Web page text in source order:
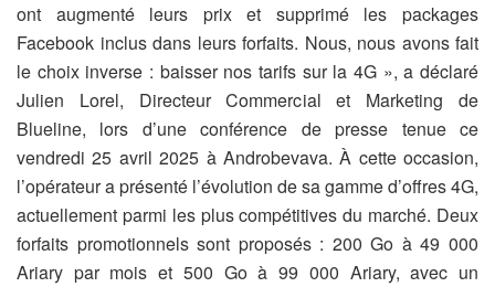
ont augmenté leurs prix et supprimé les packages
Facebook inclus dans leurs forfaits. Nous, nous avons fait
le choix inverse : baisser nos tarifs sur la 4G », a déclaré
Julien Lorel, Directeur Commercial et Marketing de
Blueline, lors d’une conférence de presse tenue ce
vendredi 25 avril 2025 à Androbevava. À cette occasion,
l’opérateur a présenté l’évolution de sa gamme d’offres 4G,
actuellement parmi les plus compétitives du marché. Deux
forfaits promotionnels sont proposés : 200 Go à 49 000
Ariary par mois et 500 Go à 99 000 Ariary, avec un